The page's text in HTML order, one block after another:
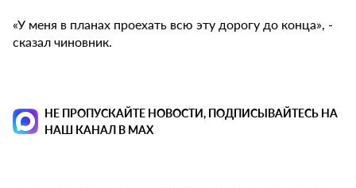
«У меня в планах проехать всю эту дорогу до конца», -
сказал чиновник.
НЕ ПРОПУСКАЙТЕ НОВОСТИ, ПОДПИСЫВАЙТЕСЬ НА
НАШ КАНАЛ В MAX